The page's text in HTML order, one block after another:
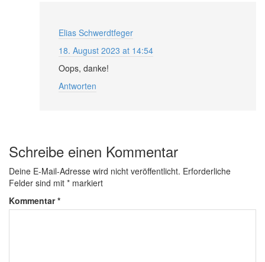
Elias Schwerdtfeger
18. August 2023 at 14:54
Oops, danke!
Antworten
Schreibe einen Kommentar
Deine E-Mail-Adresse wird nicht veröffentlicht. Erforderliche
Felder sind mit * markiert
Kommentar*